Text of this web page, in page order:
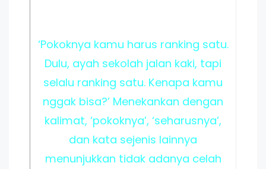
‘Pokoknya kamu harus ranking satu.
Dulu, ayah sekolah jalan kaki, tapi
selalu ranking satu. Kenapa kamu
nggak bisa?’ Menekankan dengan
kalimat, ‘pokoknya’, ‘seharusnya’,
dan kata sejenis lainnya
menunjukkan tidak adanya celah